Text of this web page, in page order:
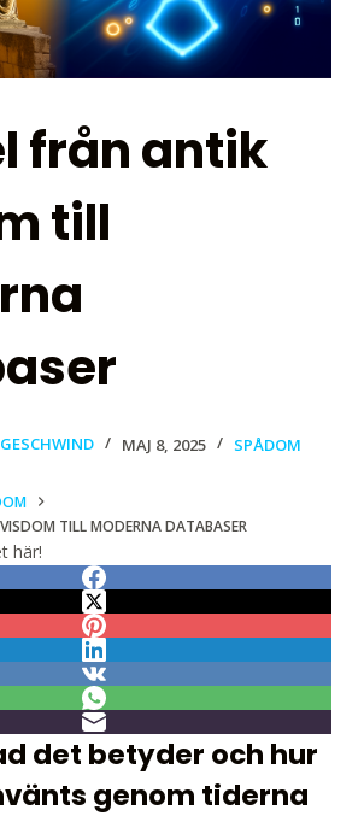
från antik
till
MAJ 8, 2025 SPÅDOM
TILL MODERNA DATABASER
här!
det betyder och hur
genom tiderna